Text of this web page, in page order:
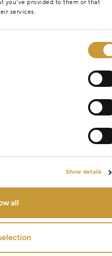
you’ve provided to them or that
services.
Show details
all